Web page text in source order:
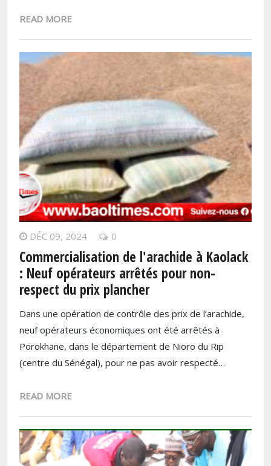
READ MORE
DÉC 09, 2024 0
Commercialisation de l'arachide à Kaolack
: Neuf opérateurs arrêtés pour non-
respect du prix plancher
Dans une opération de contrôle des prix de l’arachide,
neuf opérateurs économiques ont été arrêtés à
Porokhane, dans le département de Nioro du Rip
(centre du Sénégal), pour ne pas avoir respecté…
READ MORE